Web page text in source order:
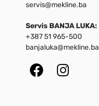
servis@mekline.ba
Servis BANJA LUKA:
+387 51 965-500
banjaluka@mekline.ba